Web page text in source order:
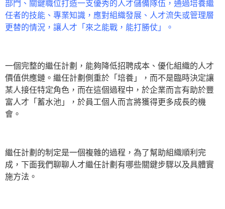
部門、關鍵職位打造一支優秀的人才儲備隊伍，通過培養繼
任者的技能、專業知識，應對組織發展、人才流失或管理層
更替的情況，讓人才「來之能戰，能打勝仗」。
一個完整的繼任計劃，能夠降低招聘成本、優化組織的人才
價值供應鏈。繼任計劃側重於「培養」，而不是臨時決定讓
某人接任特定角色，而在這個過程中，於企業而言有助於豐
富人才「蓄水池」，於員工個人而言將獲得更多成長的機
會。
繼任計劃的制定是一個複雜的過程，為了幫助組織順利完
成，下面我們聊聊人才繼任計劃有哪些關鍵步驟以及具體實
施方法。